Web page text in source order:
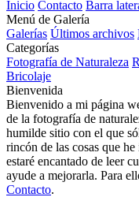
Inicio Contacto Barra
Menú de Galería
Galerías Últimos archivos
Categorías
Fotografía de Naturaleza
Bricolaje
Bienvenida
Bienvenido a mi página
de la fotografía de
humilde sitio con el que
rincón de las cosas que
estaré encantado de leer
ayude a mejorarla. Para
Contacto.